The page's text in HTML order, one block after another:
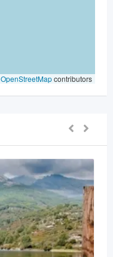
OpenStreetMapcontributors